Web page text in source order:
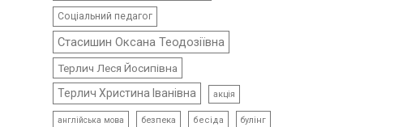
Соціальний педагог
Стасишин Оксана Теодозіївна
Терлич Леся Йосипівна
Терлич Христина Іванівна
акція
англійська мова безпека бесіда булінг